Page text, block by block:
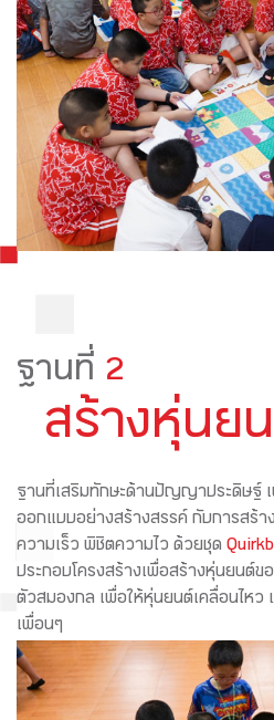
ฐานที่ 2
สร้างหุ่นย
ฐานที่เสริมทักษะด้านปัญญาประดิษฐ์
ออกแบบอย่างสร้างสรรค์ กับการสร้า
ความเร็ว พิชิตความไว ด้วยชุด
ประกอบโครงสร้างเพื่อสร้างหุ่นยนต์ข
ตัวสมองกล เพื่อให้หุ่นยนต์เคลื่อนไหว
เพื่อนๆ